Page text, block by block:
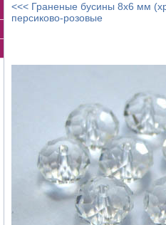
<<< Граненые бусины 8х6 мм
персиково-розовые